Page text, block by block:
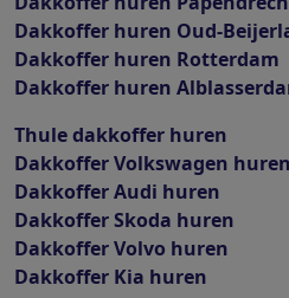
Dakkoffer huren Oud-
Dakkoffer huren Rotterdam
Dakkoffer huren
Thule dakkoffer huren
Dakkoffer Volkswagen huren
Dakkoffer Audi huren
Dakkoffer Skoda huren
Dakkoffer Volvo huren
Dakkoffer Kia huren